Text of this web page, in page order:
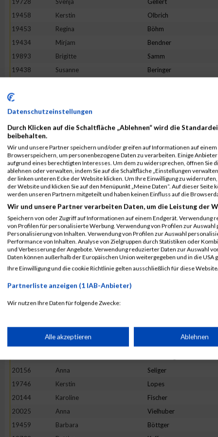
19458
Kerstin Olbrich
19453
Regina Böhm
19434
Mirjam Bendner
19893
Brigitte Samm
19438
Susanne Beringer
19414
19542
Elena
20015
Alexandra Bickert-Kalb
20007
19864
Melanie Reich
20009
Jana Timmermans
19796
Isabel Moroff
20034
Simone Wetzstein
19727
Denise Lehmann
20023
Eva Maria Vahsen
19461
Marlies Brauer
19665
Veronika Kirschner
19703
Katja Krieck
19715
Katrin
19536
Doris
19723
Lydia Ledl
Petra
20156
Anna Seliger
19746
Kerstin Lopes
20144
Karoline Fischer
20025
Anna Vielhuber
19459
Barbara Böttger
Datenschutzeinstellungen
Durch Klicken auf die Schaltfläche „Ablehnen“ wird die
beibehalten.
Wir und unsere Partner speichern und/oder greifen auf Informationen auf einem
Browserspeichern, um personenbezogene Daten zu verarbeiten. Einige
aufgrund eines berechtigten Interesses. Um dem zu widersprechen, öffnen Sie
ablehnen oder verwalten, indem Sie auf die Schaltfläche „Einstellungen
der linken unteren Ecke der Website klicken. Um Ihre Einwilligung zu
der Website und klicken Sie auf den Menüpunkt „Meine Daten“. Auf dieser
werden unseren Partnern mitgeteilt und haben keinen Einfluss auf die
Wir und unsere Partner verarbeiten Daten, um die Leistung der
Speichern von oder Zugriff auf Informationen auf einem Endgerät. Verwendung
von Profilen für personalisierte Werbung. Verwendung von Profilen zur
Personalisierung von Inhalten. Verwendung von Profilen zur Auswahl
Performance von Inhalten. Analyse von Zielgruppen durch Statistiken oder
und Verbesserung der Angebote. Verwendung reduzierter Daten zur Auswahl
Daten können außerhalb der Europäischen Union weitergegeben und in die USA
Ihre Einwilligung und die cookie Richtlinie gelten ausschließlich für diese
Partnerliste anzeigen (1 IAB-Anbieter)
Wir nutzen Ihre Daten für folgende Zwecke:
Speichern von oder Zugriff auf Informationen auf einem
Erstellung von Profilen für personalisierte Werbung
Verwendung von Profilen zur Auswahl personalisierter Werbung
Alle akzeptieren Ablehnen